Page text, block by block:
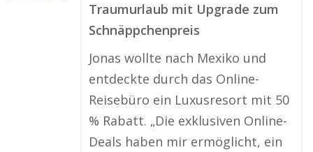
Traumurlaub mit Upgrade zum
Schnäppchenpreis
Jonas wollte nach Mexiko und
entdeckte durch das Online-
Reisebüro ein Luxusresort mit 50
% Rabatt. „Die exklusiven Online-
Deals haben mir ermöglicht, ein